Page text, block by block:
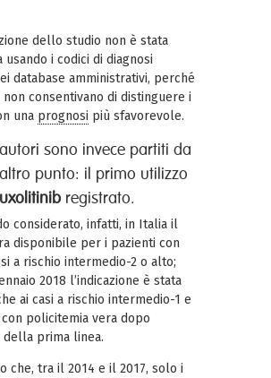
dello studio non è stata
usando i codici di diagnosi
database amministrativi, perché
consentivano di distinguere i
una prognosi più sfavorevole.
sono invece partiti da
punto: il primo utilizzo
registrato.
considerato, infatti, in Italia il
disponibile per i pazienti con
a rischio intermedio-2 o alto;
2018 l’indicazione è stata
ai casi a rischio intermedio-1 e
policitemia vera dopo
prima linea.
che, tra il 2014 e il 2017, solo i